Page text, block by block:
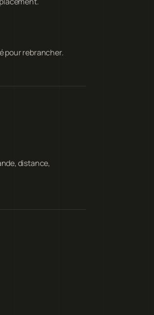
pour rebrancher.
distance,